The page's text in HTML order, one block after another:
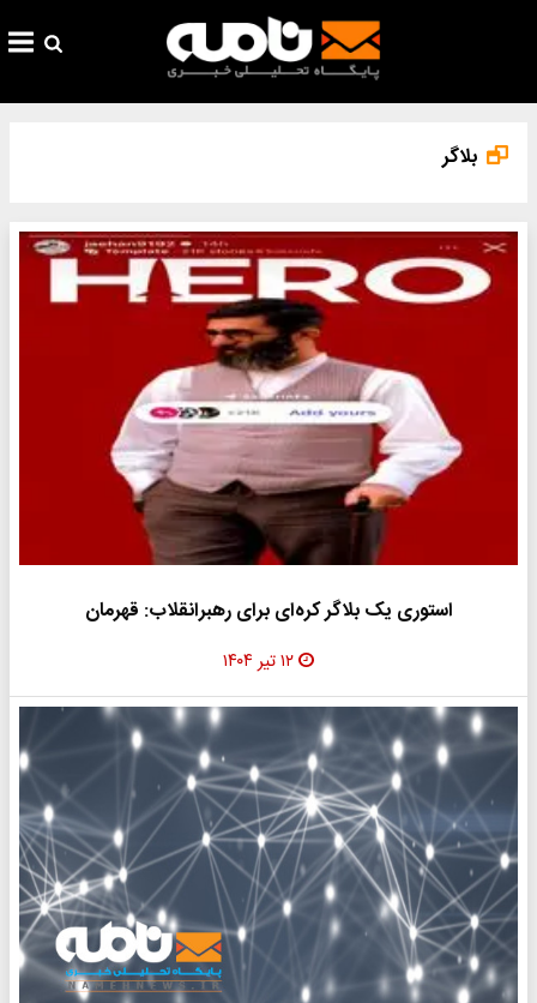
بلاگر
استوری یک بلاگر کره‌ای برای رهبرانقلاب: قهرمان
۱۲ تیر ۱۴۰۴